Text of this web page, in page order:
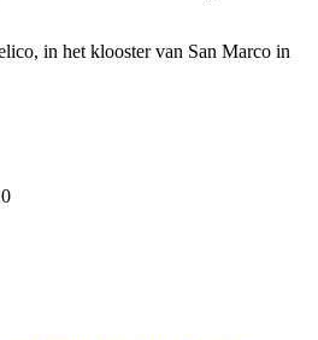
in het klooster van San Marco in